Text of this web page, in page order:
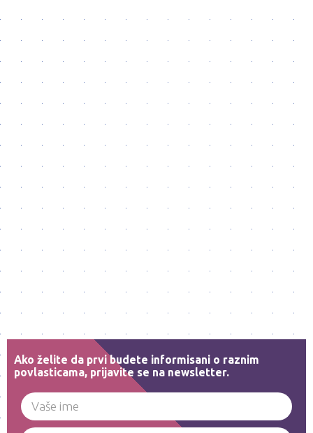
Ako želite da prvi budete informisani o raznim
povlasticama, prijavite se na newsletter.